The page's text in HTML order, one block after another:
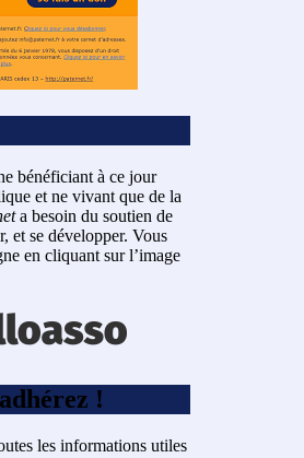
bénéficiant à ce jour
et ne vivant que de la
a besoin du soutien de
et se développer. Vous
en cliquant sur l’image
!
les informations utiles